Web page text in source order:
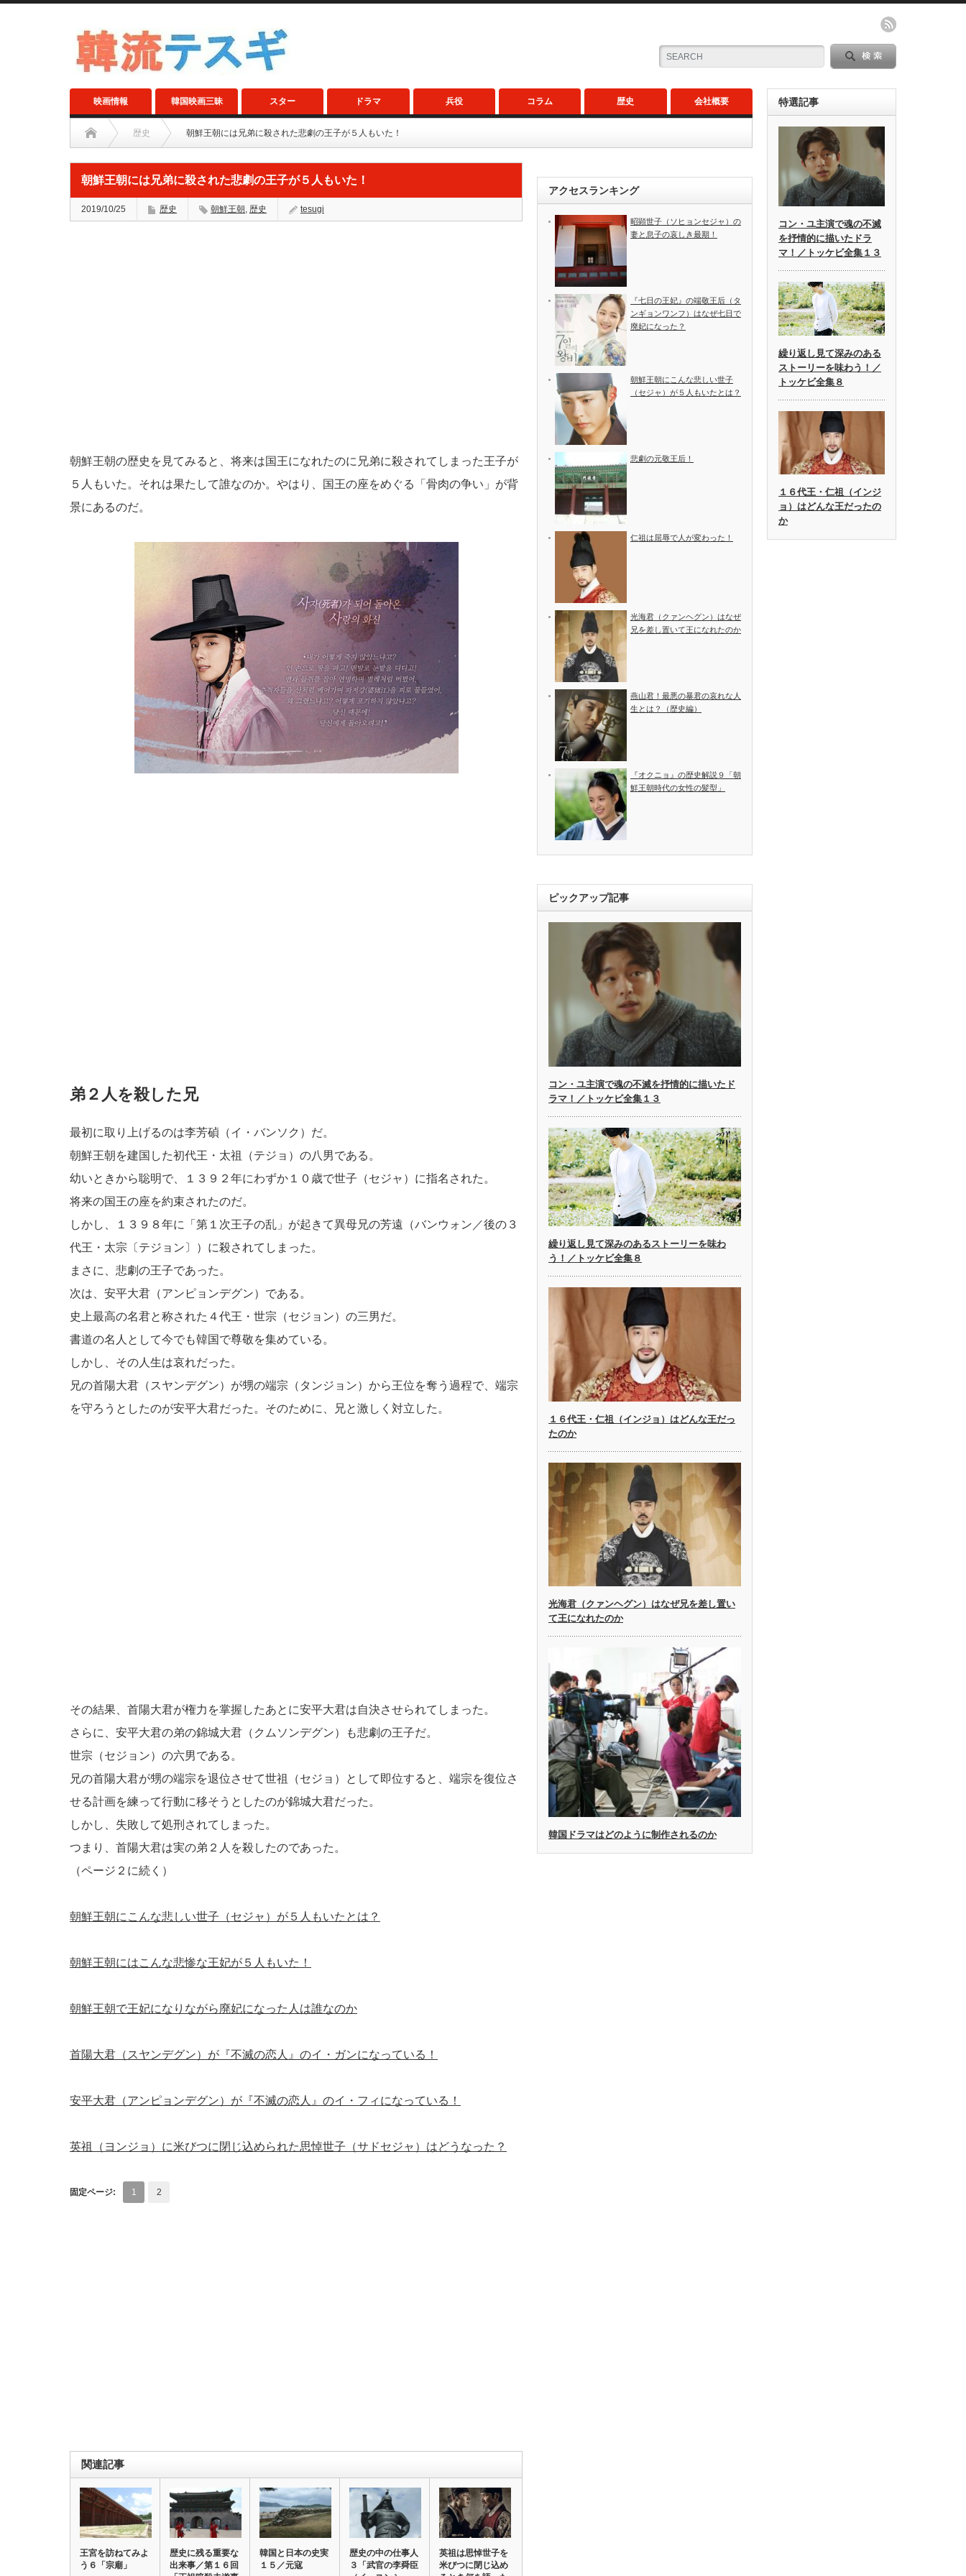
映画情報 韓国映画三昧 スター ドラマ 兵役 コラム 歴史 会社概要
歴史 朝鮮王朝には兄弟に殺された悲劇の王子が５人もいた！
朝鮮王朝には兄弟に殺された悲劇の王子が５人もいた！
2019/10/25 歴史 朝鮮王朝 , 歴史 tesugi
朝鮮王朝の歴史を見てみると、将来は国王になれたのに兄弟に殺されてしまった王子が
５人もいた。それは果たして誰なのか。やはり、国王の座をめぐる「骨肉の争い」が背
景にあるのだ。
弟２人を殺した兄
最初に取り上げるのは李芳碵（イ・バンソク）だ。
朝鮮王朝を建国した初代王・太祖（テジョ）の八男である。
幼いときから聡明で、１３９２年にわずか１０歳で世子（セジャ）に指名された。
将来の国王の座を約束されたのだ。
しかし、１３９８年に「第１次王子の乱」が起きて異母兄の芳遠（バンウォン／後の３
代王・太宗〔テジョン〕）に殺されてしまった。
まさに、悲劇の王子であった。
次は、安平大君（アンピョンデグン）である。
史上最高の名君と称された４代王・世宗（セジョン）の三男だ。
書道の名人として今でも韓国で尊敬を集めている。
しかし、その人生は哀れだった。
兄の首陽大君（スヤンデグン）が甥の端宗（タンジョン）から王位を奪う過程で、端宗
を守ろうとしたのが安平大君だった。そのために、兄と激しく対立した。
その結果、首陽大君が権力を掌握したあとに安平大君は自決させられてしまった。
さらに、安平大君の弟の錦城大君（クムソンデグン）も悲劇の王子だ。
世宗（セジョン）の六男である。
兄の首陽大君が甥の端宗を退位させて世祖（セジョ）として即位すると、端宗を復位さ
せる計画を練って行動に移そうとしたのが錦城大君だった。
しかし、失敗して処刑されてしまった。
つまり、首陽大君は実の弟２人を殺したのであった。
（ページ２に続く）
朝鮮王朝にこんな悲しい世子（セジャ）が５人もいたとは？
朝鮮王朝にはこんな悲惨な王妃が５人もいた！
朝鮮王朝で王妃になりながら廃妃になった人は誰なのか
首陽大君（スヤンデグン）が『不滅の恋人』のイ・ガンになっている！
安平大君（アンピョンデグン）が『不滅の恋人』のイ・フィになっている！
英祖（ヨンジョ）に米びつに閉じ込められた思悼世子（サドセジャ）はどうなった？
固定ページ: 1 2
関連記事
王宮を訪ねてみよ
う６「宗廟」
歴史に残る重要な
出来事／第１６回
韓国と日本の史実
１５／元寇
歴史の中の仕事人
３「武官の李舜臣
英祖は思悼世子を
米びつに閉じ込め
アクセスランキング
昭顕世子（ソヒョンセジャ）の
妻と息子の哀しき最期！
『七日の王妃』の端敬王后（タ
ンギョンワンフ）はなぜ七日で
廃妃になった？
朝鮮王朝にこんな悲しい世子
（セジャ）が５人もいたとは？
悲劇の元敬王后！
仁祖は屈辱で人が変わった！
光海君（クァンヘグン）はなぜ
兄を差し置いて王になれたのか
燕山君！最悪の暴君の哀れな人
生とは？（歴史編）
『オクニョ』の歴史解説９「朝
鮮王朝時代の女性の髪型」
ピックアップ記事
コン・ユ主演で魂の不滅を抒情的に描いたド
ラマ！／トッケビ全集１３
繰り返し見て深みのあるストーリーを味わ
う！／トッケビ全集８
１６代王・仁祖（インジョ）はどんな王だっ
たのか
光海君（クァンヘグン）はなぜ兄を差し置い
て王になれたのか
韓国ドラマはどのように制作されるのか
特選記事
コン・ユ主演で魂の不滅
を抒情的に描いたドラ
マ！／トッケビ全集１３
繰り返し見て深みのある
ストーリーを味わう！／
トッケビ全集８
１６代王・仁祖（インジ
ョ）はどんな王だったの
か